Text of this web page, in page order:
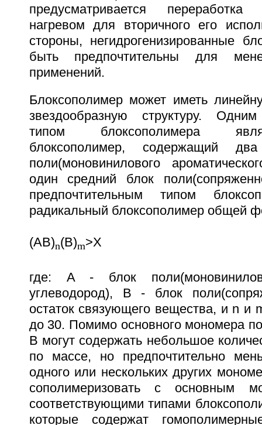
предусматривается
нагревом для вторичного его
стороны, негидрогенизированные
быть предпочтительны для
применений.
Блоксополимер может иметь
звездообразную структуру.
типом блоксополимера
блоксополимер, содержащий
поли(моновинилового
один средний блок
предпочтительным типом
радикальный блоксополимер общей
(AB)n(B)m>X
где: A - блок
углеводород), B - блок
остаток связующего вещества, и n и
до 30. Помимо основного мономера
B могут содержать небольшое
по массе, но предпочтительно
одного или нескольких других
сополимеризовать с основным
соответствующими типами
которые содержат